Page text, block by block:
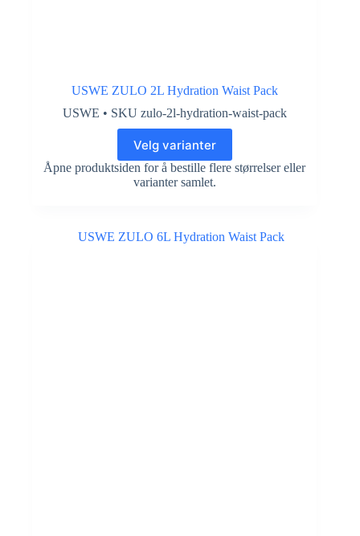
USWE ZULO 2L Hydration Waist Pack
USWE • SKU zulo-2l-hydration-waist-pack
Velg varianter
Åpne produktsiden for å bestille flere størrelser eller
varianter samlet.